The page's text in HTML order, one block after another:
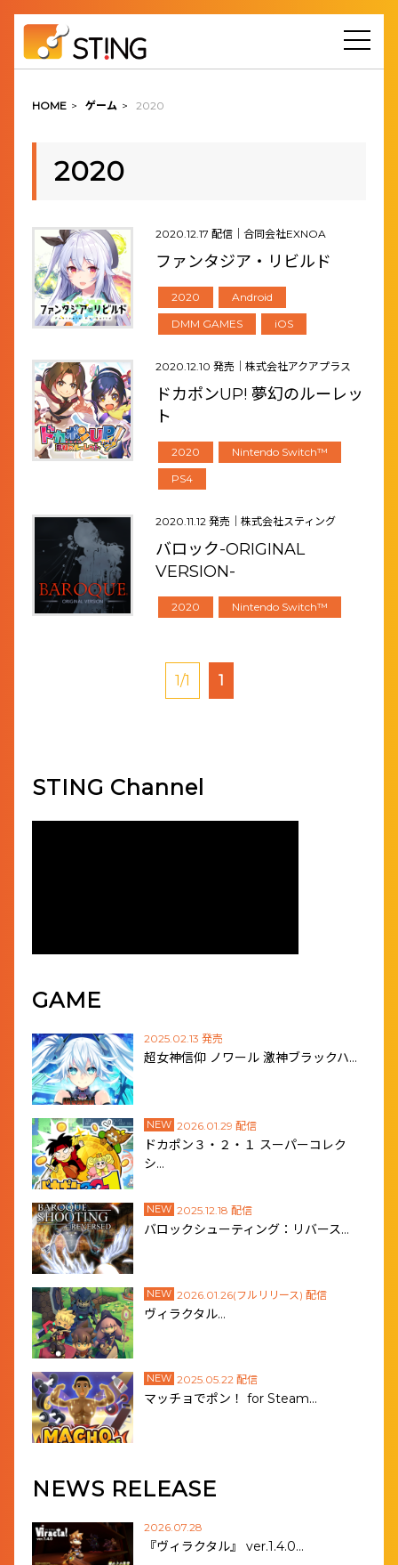
HOME > ゲーム > 2020
2020
2020.12.17 配信｜合同会社EXNOA
ファンタジア・リビルド
2020
Android
DMM GAMES
iOS
2020.12.10 発売｜株式会社アクアプラス
ドカポンUP! 夢幻のルーレッ
ト
2020
Nintendo Switch™
PS4
2020.11.12 発売｜株式会社スティング
バロック-ORIGINAL
VERSION-
2020 Nintendo Switch™
1/1 1
STING Channel
GAME
2025.02.13 発売
超女神信仰 ノワール 激神ブラックハ…
NEW 2026.01.29 配信
ドカポン３・２・１ スーパーコレク
シ…
NEW 2025.12.18 配信
バロックシューティング：リバース…
NEW 2026.01.26(フルリリース) 配信
ヴィラクタル…
NEW 2025.05.22 配信
マッチョでポン！ for Steam…
NEWS RELEASE
2026.07.28
『ヴィラクタル』 ver.1.4.0…